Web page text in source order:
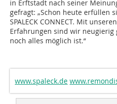
in Erftstadt nach seiner Meinung
gefragt: „Schon heute erfüllen
SPALECK CONNECT. Mit
Erfahrungen sind wir neugierig
noch alles möglich ist.“
www.spaleck.de